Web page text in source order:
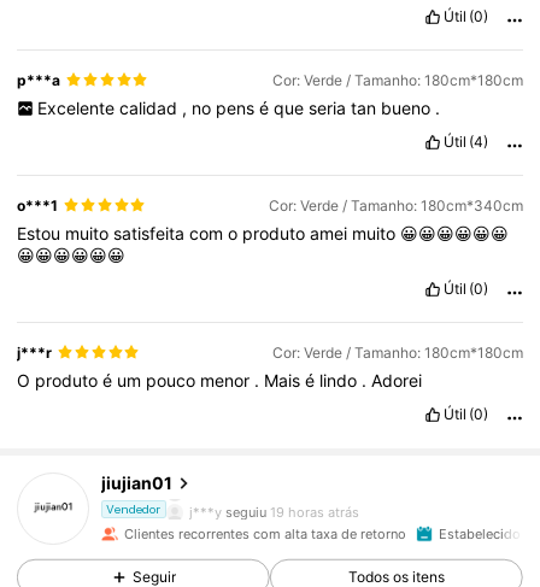
Útil (0)
p***a Cor: Verde / Tamanho: 180cm*180cm
Excelente calidad , no pens é que seria tan bueno .
Útil (4)
o***1 Cor: Verde / Tamanho: 180cm*340cm
Estou muitosatisfeitacomo produtoamei muito 😀😀😀😀😀😀
😀😀😀😀😀😀
Útil (0)
j***r Cor: Verde / Tamanho: 180cm*180cm
O produtoé um pouco menor . Maisé lindo .Adorei
Útil (0)
jiujian01
Vendedor
4,90 1.2K Seguidores
j***y seguiu 19 horas atrás
Clientes recorrentes com alta taxa de retorno Estabelecido
Seguir Todos os itens